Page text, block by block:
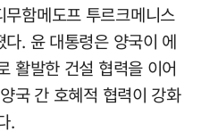
함메도프 투르크메니스
. 윤 대통령은 양국이 에
활발한 건설 협력을 이어
국 간 호혜적 협력이 강화
.